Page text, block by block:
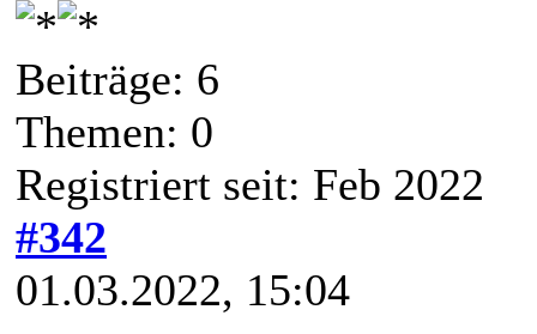
Beiträge: 6
Themen: 0
Registriert seit: Feb 2022
#342
01.03.2022, 15:04